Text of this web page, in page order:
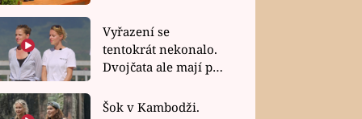
rychlé recepty
Vyřazení se
tentokrát nekonalo.
Dvojčata ale mají po
závodu nůž na krku
Šok v Kambodži.